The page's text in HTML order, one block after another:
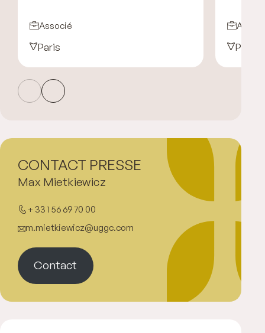
Associé
Paris Paris
Max Mietkiewicz
+ 33 1 56 69 70 00
m.mietkiewicz@uggc.com
Contact
CONTACT PRESSE